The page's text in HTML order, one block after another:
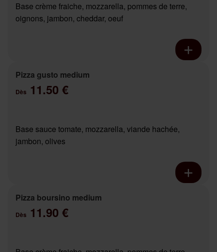
Base crème fraiche, mozzarella, pommes de terre,
oignons, jambon, cheddar, oeuf
Pizza gusto medium
Dès 11.50 €
Base sauce tomate, mozzarella, viande hachée,
jambon, olives
Pizza boursino medium
Dès 11.90 €